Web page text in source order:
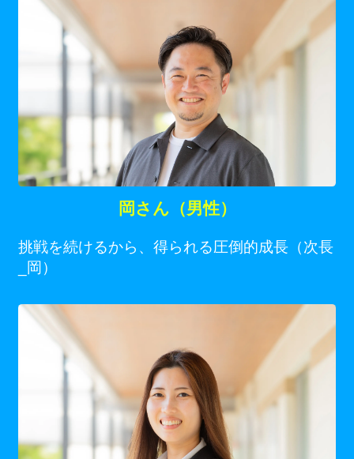
岡さん（男性）
挑戦を続けるから、得られる圧倒的成長（次長
_岡）